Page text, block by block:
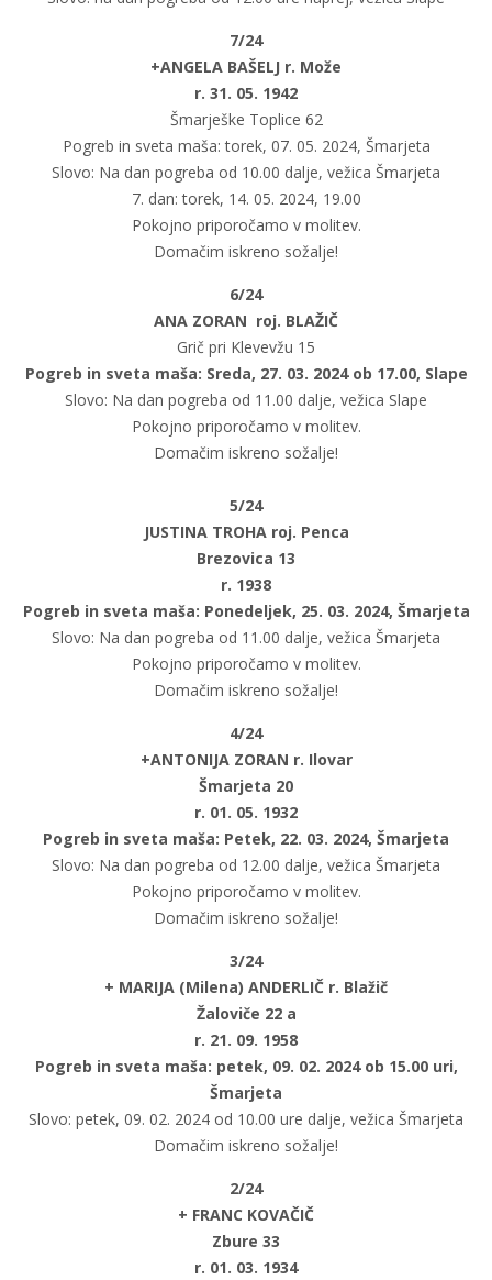
7/24
+ANGELA BAŠELJ r. Može
r. 31. 05. 1942
Šmarješke Toplice 62
Pogreb in sveta maša: torek, 07. 05. 2024, Šmarjeta
Slovo: Na dan pogreba od 10.00 dalje, vežica Šmarjeta
7. dan: torek, 14. 05. 2024, 19.00
Pokojno priporočamo v molitev.
Domačim iskreno sožalje!
6/24
ANA ZORAN roj. BLAŽIČ
Grič pri Klevevžu 15
Pogreb in sveta maša: Sreda, 27. 03. 2024 ob 17.00, Slape
Slovo: Na dan pogreba od 11.00 dalje, vežica Slape
Pokojno priporočamo v molitev.
Domačim iskreno sožalje!
5/24
JUSTINA TROHA roj. Penca
Brezovica 13
r. 1938
Pogreb in sveta maša: Ponedeljek, 25. 03. 2024, Šmarjeta
Slovo: Na dan pogreba od 11.00 dalje, vežica Šmarjeta
Pokojno priporočamo v molitev.
Domačim iskreno sožalje!
4/24
+ANTONIJA ZORAN r. Ilovar
Šmarjeta 20
r. 01. 05. 1932
Pogreb in sveta maša: Petek, 22. 03. 2024, Šmarjeta
Slovo: Na dan pogreba od 12.00 dalje, vežica Šmarjeta
Pokojno priporočamo v molitev.
Domačim iskreno sožalje!
3/24
+ MARIJA (Milena) ANDERLIČ r. Blažič
Žaloviče 22 a
r. 21. 09. 1958
Pogreb in sveta maša: petek, 09. 02. 2024 ob 15.00 uri,
Šmarjeta
Slovo: petek, 09. 02. 2024 od 10.00 ure dalje, vežica Šmarjeta
Domačim iskreno sožalje!
2/24
+ FRANC KOVAČIČ
Zbure 33
r. 01. 03. 1934